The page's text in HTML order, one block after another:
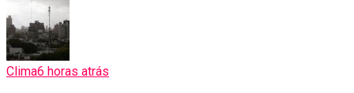
Clima6 horas atrás